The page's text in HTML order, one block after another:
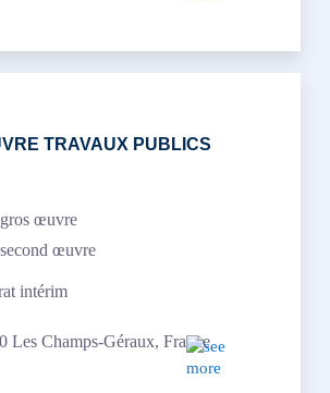
TRAVAUX PUBLICS
œuvre
œuvre
intérim
Les Champs-Géraux, France